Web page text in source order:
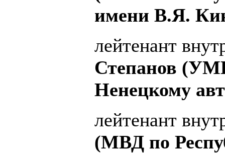
имени В.Я.
лейтенант
Степанов
Ненецкому
лейтенант
(МВД по